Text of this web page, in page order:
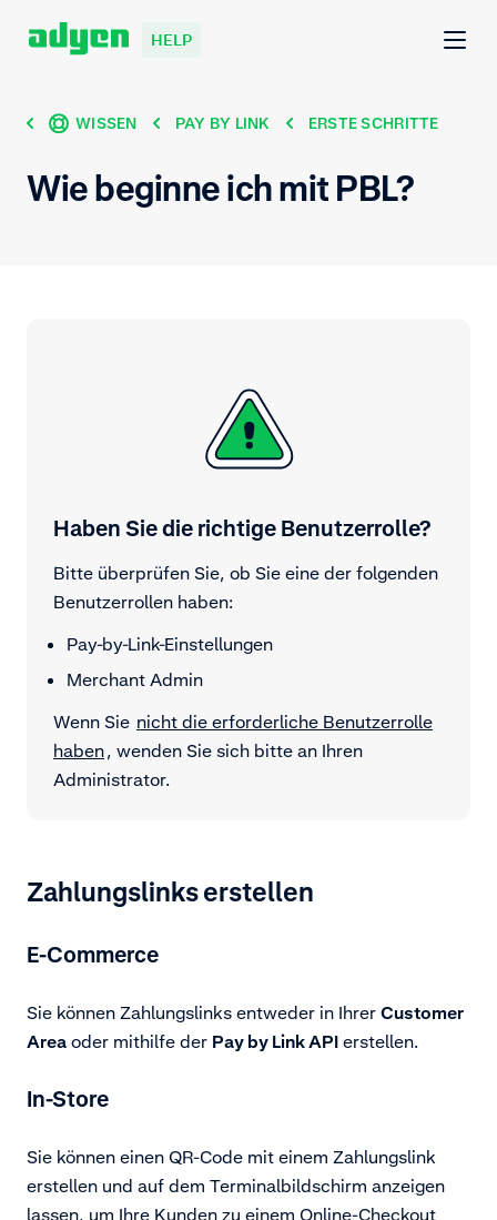
HELP
WISSEN PAY BY LINK ERSTE SCHRITTE
Wie beginne ich mit PBL?
Haben Sie die richtige Benutzerrolle?
Bitte überprüfen Sie, ob Sie eine der folgenden
Benutzerrollen haben:
Pay-by-Link-Einstellungen
Merchant Admin
Wenn Sie nicht die erforderliche Benutzerrolle
haben, wenden Sie sich bitte an Ihren
Administrator.
Zahlungslinks erstellen
E-Commerce
Sie können Zahlungslinks entweder in Ihrer Customer
Area oder mithilfe der Pay by Link API erstellen.
In-Store
Sie können einen QR-Code mit einem Zahlungslink
erstellen und auf dem Terminalbildschirm anzeigen
lassen, um Ihre Kunden zu einem Online-Checkout